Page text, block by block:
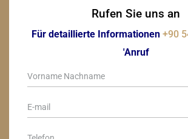
Rufen Sie uns an
Für detaillierte Informationen +90
'Anruf